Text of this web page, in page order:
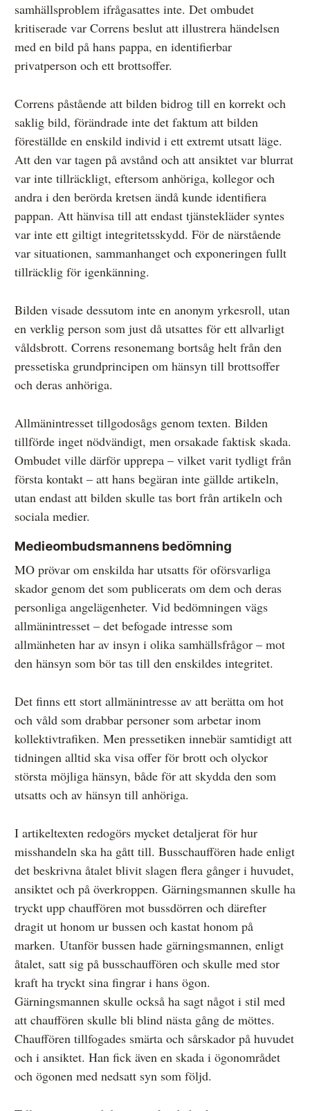
samhällsproblem ifrågasattes inte. Det ombudet
kritiserade var Correns beslut att illustrera händelsen
med en bild på hans pappa, en identifierbar
privatperson och ett brottsoffer.
Correns påstående att bilden bidrog till en korrekt och
saklig bild, förändrade inte det faktum att bilden
föreställde en enskild individ i ett extremt utsatt läge.
Att den var tagen på avstånd och att ansiktet var blurrat
var inte tillräckligt, eftersom anhöriga, kollegor och
andra i den berörda kretsen ändå kunde identifiera
pappan. Att hänvisa till att endast tjänstekläder syntes
var inte ett giltigt integritetsskydd. För de närstående
var situationen, sammanhanget och exponeringen fullt
tillräcklig för igenkänning.
Bilden visade dessutom inte en anonym yrkesroll, utan
en verklig person som just då utsattes för ett allvarligt
våldsbrott. Correns resonemang bortsåg helt från den
pressetiska grundprincipen om hänsyn till brottsoffer
och deras anhöriga.
Allmänintresset tillgodosågs genom texten. Bilden
tillförde inget nödvändigt, men orsakade faktisk skada.
Ombudet ville därför upprepa – vilket varit tydligt från
första kontakt – att hans begäran inte gällde artikeln,
utan endast att bilden skulle tas bort från artikeln och
sociala medier.
Medieombudsmannens bedömning
MO prövar om enskilda har utsatts för oförsvarliga
skador genom det som publicerats om dem och deras
personliga angelägenheter. Vid bedömningen vägs
allmänintresset – det befogade intresse som
allmänheten har av insyn i olika samhällsfrågor – mot
den hänsyn som bör tas till den enskildes integritet.
Det finns ett stort allmänintresse av att berätta om hot
och våld som drabbar personer som arbetar inom
kollektivtrafiken. Men pressetiken innebär samtidigt att
tidningen alltid ska visa offer för brott och olyckor
största möjliga hänsyn, både för att skydda den som
utsatts och av hänsyn till anhöriga.
I artikeltexten redogörs mycket detaljerat för hur
misshandeln ska ha gått till. Busschauffören hade enligt
det beskrivna åtalet blivit slagen flera gånger i huvudet,
ansiktet och på överkroppen. Gärningsmannen skulle ha
tryckt upp chauffören mot bussdörren och därefter
dragit ut honom ur bussen och kastat honom på
marken. Utanför bussen hade gärningsmannen, enligt
åtalet, satt sig på busschauffören och skulle med stor
kraft ha tryckt sina fingrar i hans ögon.
Gärningsmannen skulle också ha sagt något i stil med
att chauffören skulle bli blind nästa gång de möttes.
Chauffören tillfogades smärta och sårskador på huvudet
och i ansiktet. Han fick även en skada i ögonområdet
och ögonen med nedsatt syn som följd.